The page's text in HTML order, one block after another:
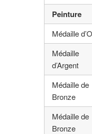
Peinture
Médaille
Médaille
d’Argent
Médaille de
Bronze
Médaille de
Bronze